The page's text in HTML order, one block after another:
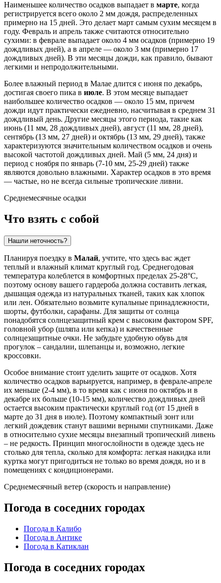
Наименьшее количество осадков выпадает в марте, когда
регистрируется всего около 2 мм дождя, распределенных
примерно на 15 дней. Это делает март самым сухим месяцем в
году. Февраль и апрель также считаются относительно
сухими: в феврале выпадает около 4 мм осадков (примерно 19
дождливых дней), а в апреле — около 3 мм (примерно 17
дождливых дней). В эти месяцы дожди, как правило, бывают
легкими и непродолжительными.
Более влажный период в Малае длится с июня по декабрь,
достигая своего пика в июле. В этом месяце выпадает
наибольшее количество осадков — около 15 мм, причем
дожди идут практически ежедневно, насчитывая в среднем 31
дождливый день. Другие месяцы этого периода, такие как
июнь (11 мм, 28 дождливых дней), август (11 мм, 28 дней),
сентябрь (13 мм, 27 дней) и октябрь (13 мм, 29 дней), также
характеризуются значительным количеством осадков и очень
высокой частотой дождливых дней. Май (5 мм, 24 дня) и
период с ноября по январь (7-10 мм, 25-29 дней) также
являются довольно влажными. Характер осадков в это время
— частые, но не всегда сильные тропические ливни.
Среднемесячные осадки
Что взять с собой
Нашли неточность?
Планируя поездку в Малай, учтите, что здесь вас ждет
теплый и влажный климат круглый год. Среднегодовая
температура колеблется в комфортных пределах 25-28°C,
поэтому основу вашего гардероба должна составить легкая,
дышащая одежда из натуральных тканей, таких как хлопок
или лен. Обязательно возьмите купальные принадлежности,
шорты, футболки, сарафаны. Для защиты от солнца
понадобятся солнцезащитный крем с высоким фактором SPF,
головной убор (шляпа или кепка) и качественные
солнцезащитные очки. Не забудьте удобную обувь для
прогулок – сандалии, шлепанцы и, возможно, легкие
кроссовки.
Особое внимание стоит уделить защите от осадков. Хотя
количество осадков варьируется, например, в феврале-апреле
их меньше (2-4 мм), в то время как с июня по октябрь и в
декабре их больше (10-15 мм), количество дождливых дней
остается высоким практически круглый год (от 15 дней в
марте до 31 дня в июле). Поэтому компактный зонт или
легкий дождевик станут вашими верными спутниками. Даже
в относительно сухие месяцы внезапный тропический ливень
– не редкость. Принцип многослойности в одежде здесь не
столько для тепла, сколько для комфорта: легкая накидка или
куртка могут пригодиться не только во время дождя, но и в
помещениях с кондиционерами.
Среднемесячный ветер (скорость и направление)
Погода в соседних городах
Погода в Калибо
Погода в Антике
Погода в Катиклан
Погода в соседних городах